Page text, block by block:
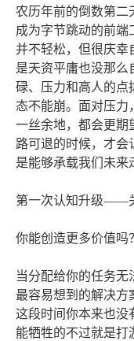
农历年前的倒数第二
成为字节跳动的前端
并不轻松，但很庆幸
是天资平庸也没那么
碌、压力和高人的点
态不能崩。面对压力
一丝余地，都会更期
路可退的时候，才会
是能够承载我们未来
第一次认知升级——
你能创造更多价值吗？
当分配给你的任务无
最容易想到的解决方
这段时间你本来也没
能牺牲的不过就是打